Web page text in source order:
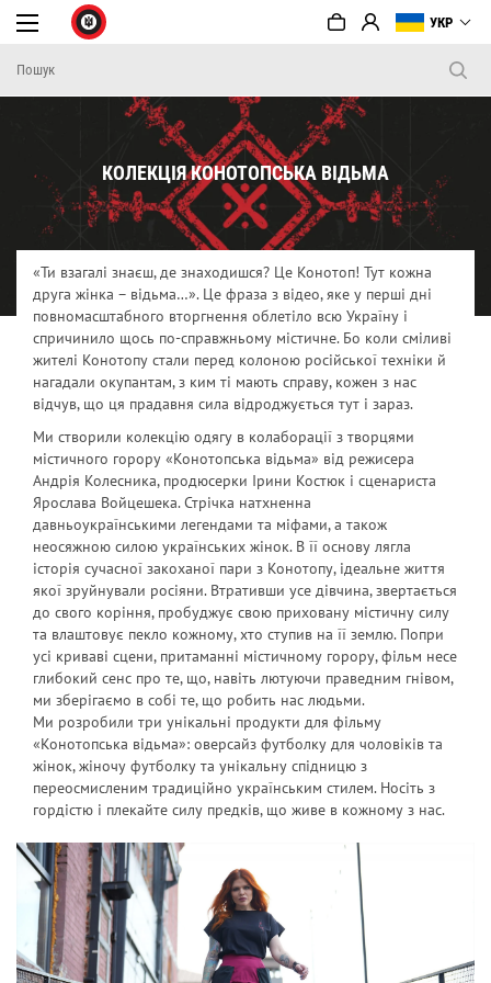
УКР
КОЛЕКЦІЯ КОНОТОПСЬКА ВІДЬМА
«Ти взагалі знаєш, де знаходишся? Це Конотоп! Тут кожна
друга жінка – відьма…». Це фраза з відео, яке у перші дні
повномасштабного вторгнення облетіло всю Україну і
спричинило щось по-справжньому містичне. Бо коли сміливі
жителі Конотопу стали перед колоною російської техніки й
нагадали окупантам, з ким ті мають справу, кожен з нас
відчув, що ця прадавня сила відроджується тут і зараз.
Ми створили колекцію одягу в колаборації з творцями
містичного горору «Конотопська відьма» від режисера
Андрія Колесника, продюсерки Ірини Костюк і сценариста
Ярослава Войцешека. Стрічка натхненна
давньоукраїнськими легендами та міфами, а також
неосяжною силою українських жінок. В її основу лягла
історія сучасної закоханої пари з Конотопу, ідеальне життя
якої зруйнували росіяни. Втративши усе дівчина, звертається
до свого коріння, пробуджує свою приховану містичну силу
та влаштовує пекло кожному, хто ступив на її землю. Попри
усі криваві сцени, притаманні містичному горору, фільм несе
глибокий сенс про те, що, навіть лютуючи праведним гнівом,
ми зберігаємо в собі те, що робить нас людьми.
Ми розробили три унікальні продукти для фільму
«Конотопська відьма»: оверсайз футболку для чоловіків та
жінок, жіночу футболку та унікальну спідницю з
переосмисленим традиційно українським стилем. Носіть з
гордістю і плекайте силу предків, що живе в кожному з нас.